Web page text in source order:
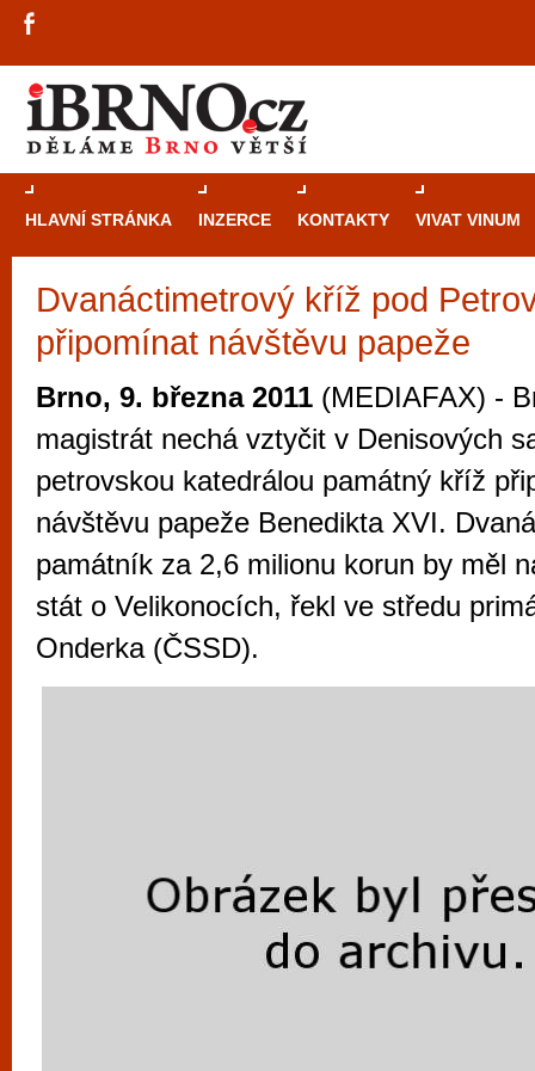
HLAVNÍ STRÁNKA INZERCE KONTAKTY VIVAT VINUM
Dvanáctimetrový kříž pod
připomínat návštěvu papeže
Brno, 9. března 2011 (MEDIAFAX) -
magistrát nechá vztyčit v Denisových
petrovskou katedrálou památný kříž
návštěvu papeže Benedikta XVI.
památník za 2,6 milionu korun by měl
stát o Velikonocích, řekl ve středu
Onderka (ČSSD).
Průvodce
Brně: Od
Brno je
zajímavé
restaurace,
Mimo jiné je ale také místem, kde si
vyzkoušet různé kasinové hry. V
metropoli naleznete širokou nabídku her
po moderní automaty jak pro pravidelné
příležitostné hráče. V...